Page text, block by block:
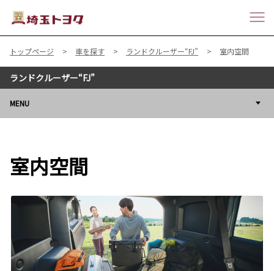
トップページ 車を探す ランドクルーザー“FJ” 室内空間
ランドクルーザー“FJ”
MENU
室内空間